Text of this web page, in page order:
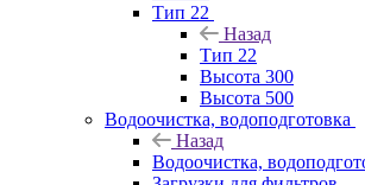
Тип 22
Назад
Тип 22
Высота 300
Высота 500
Водоочистка, водоподготовка
Назад
Водоочистка,